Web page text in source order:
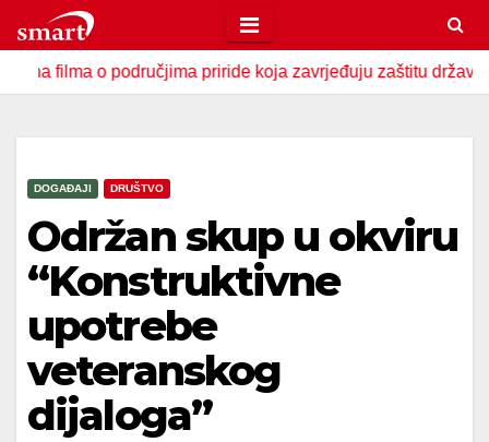
to
contento područjima priride koja zavrjeđuju zaštitu države U
DOGAĐAJI DRUŠTVO
Održan skup u okviru
“Konstruktivne
upotrebe
veteranskog
dijaloga”